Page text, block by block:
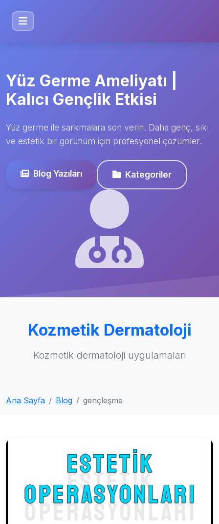
Yüz Germe Ameliyatı |
Kalıcı Gençlik Etkisi
Yüz germe ile sarkmalara son verin. Daha genç, sıkı
ve estetik bir görünüm için profesyonel çözümler.
Blog Yazıları Kategoriler
Kozmetik Dermatoloji
Kozmetik dermatoloji uygulamaları
Ana Sayfa Blog gençleşme